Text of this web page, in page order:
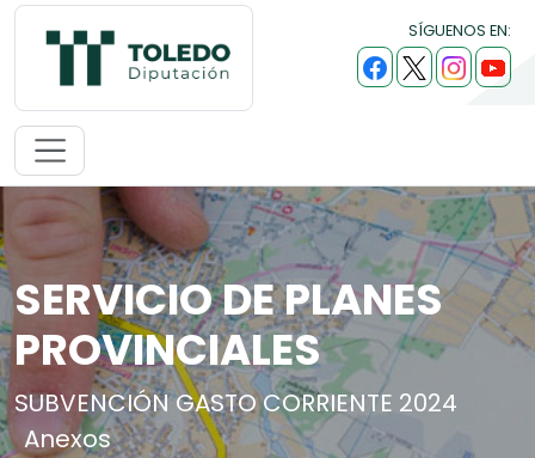
SÍGUENOS EN:
SERVICIO DE PLANES
PROVINCIALES
SUBVENCIÓN GASTO CORRIENTE 2024
Anexos